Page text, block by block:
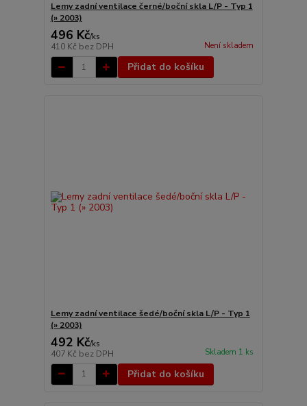
Lemy zadní ventilace černé/boční skla L/P - Typ 1
(» 2003)
496 Kč/ks
410 Kč bez DPH Není skladem
Přidat do košíku
Lemy zadní ventilace šedé/boční skla L/P - Typ 1
(» 2003)
492 Kč/ks
407 Kč bez DPH Skladem 1 ks
Přidat do košíku